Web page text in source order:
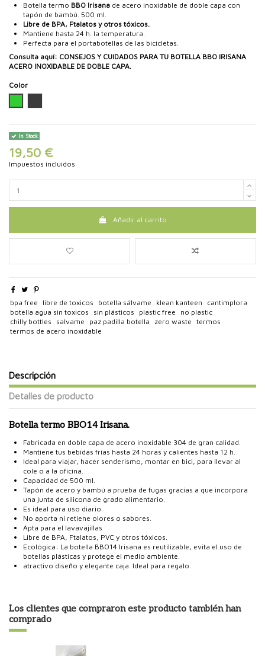
Botella termo BBO Irisana de acero inoxidable de doble capa con
tapón de bambú. 500 ml.
Libre de BPA, Ftalatos y otros tóxicos.
Mantiene hasta 24 h. la temperatura.
Perfecta para el portabotellas de las bicicletas.
Consulta aquí: CONSEJOS Y CUIDADOS PARA TU BOTELLA BBO IRISANA
ACERO INOXIDABLE DE DOBLE CAPA.
Color
In Stock
19,50 €
Impuestos incluidos
Añadir al carrito
bpa free libre de toxicos botella sálvame klean kanteen
cantimplora
botella agua sin toxicos
sin plásticos plastic free
no plastic
chilly bottles
salvame paz padilla botella zero waste termos
termos de acero inoxidable
Descripción
Detalles de producto
Botella termo BBO14 Irisana.
Fabricada en doble capa de acero inoxidable 304 de gran calidad.
Mantiene tus bebidas frías hasta 24 horas y calientes hasta 12 h.
Ideal para viajar, hacer senderismo, montar en bici, para llevar al
cole o a la oficina.
Capacidad de 500 ml.
Tapón de acero y bambú a prueba de fugas gracias a que incorpora
una junta de silicona de grado alimentario.
Es ideal para uso diario.
No aporta ni retiene olores o sabores.
Apta para el lavavajillas
Libre de BPA, Ftalatos, PVC y otros tóxicos.
Ecológica: La botella BBO14 Irisana es reutilizable, evita el uso de
botellas plásticas y protege el medio ambiente.
atractivo diseño y elegante caja. Ideal para regalo.
Los clientes que compraron este producto también han
comprado